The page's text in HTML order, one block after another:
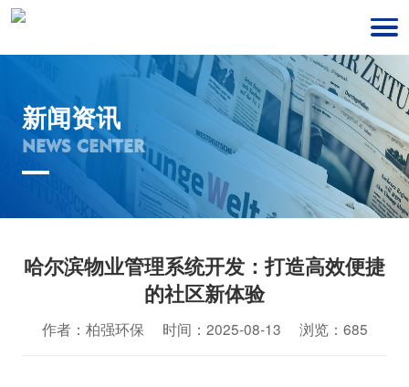
新闻资讯
NEWS CENTER
哈尔滨物业管理系统开发：打造高效便捷
的社区新体验
作者：柏强环保 时间：2025-08-13 浏览：685